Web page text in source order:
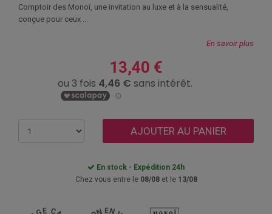
Comptoir des Monoï, une invitation au luxe et à la sensualité,
conçue pour ceux ...
En savoir plus
13,40 €
AJOUTER AU PANIER
En stock - Expédition 24h
Chez vous entre le 08/08et le 13/08